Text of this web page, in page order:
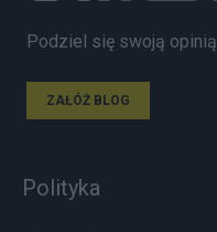
Podziel się swoją opinią
ZAŁÓŻ BLOG
Polityka